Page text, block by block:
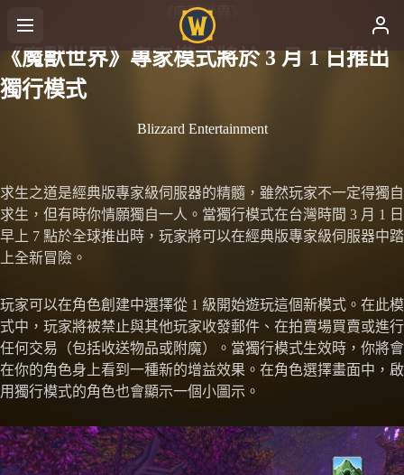
《魔獸世界》
《魔獸世界》專家模式將於 3 月 1 日推出
獨行模式
Blizzard Entertainment
求生之道是經典版專家級伺服器的精髓，雖然玩家不一定得獨自
求生，但有時你情願獨自一人。當獨行模式在台灣時間 3 月 1 日
早上 7 點於全球推出時，玩家將可以在經典版專家級伺服器中踏
上全新冒險。
玩家可以在角色創建中選擇從 1 級開始遊玩這個新模式。在此模
式中，玩家將被禁止與其他玩家收發郵件、在拍賣場買賣或進行
任何交易（包括收送物品或附魔）。當獨行模式生效時，你將會
在你的角色身上看到一種新的增益效果。在角色選擇畫面中，啟
用獨行模式的角色也會顯示一個小圖示。